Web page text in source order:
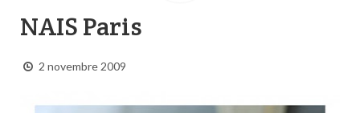
AIRTRAINERPEDIA
NAIS Paris
2 novembre 2009